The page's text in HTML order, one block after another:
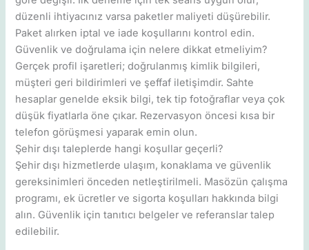
düzenli ihtiyacınız varsa paketler maliyeti düşürebilir.
Paket alırken iptal ve iade koşullarını kontrol edin.
Güvenlik ve doğrulama için nelere dikkat etmeliyim?
Gerçek profil işaretleri; doğrulanmış kimlik bilgileri,
müşteri geri bildirimleri ve şeffaf iletişimdir. Sahte
hesaplar genelde eksik bilgi, tek tip fotoğraflar veya çok
düşük fiyatlarla öne çıkar. Rezervasyon öncesi kısa bir
telefon görüşmesi yaparak emin olun.
Şehir dışı taleplerde hangi koşullar geçerli?
Şehir dışı hizmetlerde ulaşım, konaklama ve güvenlik
gereksinimleri önceden netleştirilmeli. Masözün çalışma
programı, ek ücretler ve sigorta koşulları hakkında bilgi
alın. Güvenlik için tanıtıcı belgeler ve referanslar talep
edilebilir.